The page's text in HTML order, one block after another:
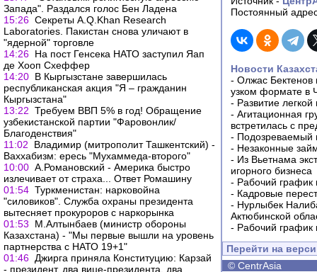
Запада". Раздался голос Бен Ладена
15:26 Секреты A.Q.Khan Research
Laboratories. Пакистан снова уличают в
"ядерной" торговле
14:26 На пост Генсека НАТО заступил Яап
де Хооп Схеффер
14:20 В Кыргызстане завершилась
республиканская акция "Я – гражданин
Кыргызстана"
13:22 Требуем ВВП 5% в год! Обращение
узбекистанской партии "Фаровонлик/
Благоденствия"
11:02
Владимир (митрополит Ташкентский) -
Ваххабизм: ересь "Мухаммеда-второго"
10:00 А.Романовский - Америка быстро
излечивает от страха... Ответ Ромашину
01:54 Туркменистан: нарковойна
"силовиков". Служба охраны президента
вытесняет прокуроров с наркорынка
01:53
М.Алтынбаев (министр обороны
Казахстана) - "Мы первые вышли на уровень
партнерства с НАТО 19+1"
01:46 Джирга приняла Конституцию: Карзай
- президент, два вице-президента, два
Постоянный
Новости
- Олжас Бектенов
узком формате в
- Развитие
- Агитационная
встретилась с
- Подозреваемый
- Незаконные
- Из Вьетнама
игорного бизнеса
- Рабочий график
- Кадровые
- Нурлыбек
Актюбинской
- Рабочий график
Перейти на
© CentrAsia